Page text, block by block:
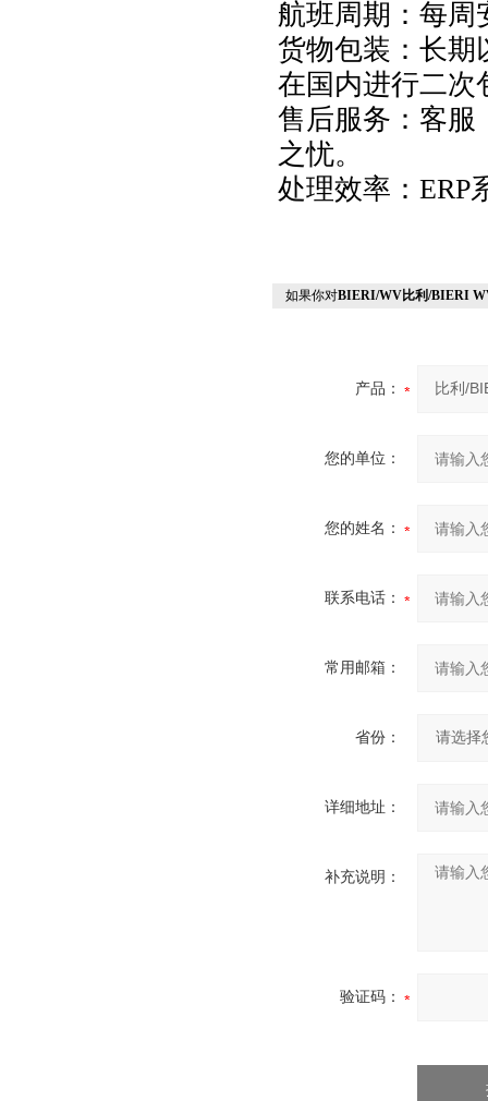
航班周期：每周
货物包装：长期
在国内进行二次
售后服务：客服
之忧。
处理效率： ERP
如果你对BIERI/WV比利/BIERI
产品：
您的单位：
您的姓名：
联系电话：
常用邮箱：
省份：
详细地址：
补充说明：
验证码：